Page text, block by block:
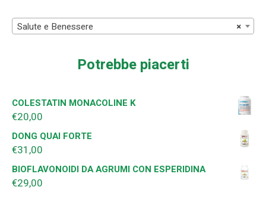
×
Salute e Benessere
Potrebbe piacerti
COLESTATIN MONACOLINE K
€20,00
DONG QUAI FORTE
€31,00
BIOFLAVONOIDI DA AGRUMI CON ESPERIDINA
€29,00